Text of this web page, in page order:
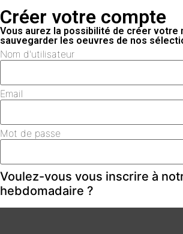
Créer votre compte
Vous aurez la possibilité de créer votre
sauvegarder les oeuvres de nos
Nom d'utilisateur
Email
Mot de passe
Voulez-vous vous inscrire à
hebdomadaire ?